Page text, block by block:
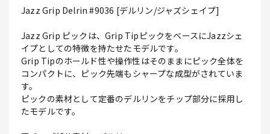
Jazz Grip Delrin #9036 [デルリン/ジャズシェイプ]
Jazz Grip ピックは、Grip TipピックをベースにJazzシェ
イプとしての特徴を持たせたモデルです。
Grip Tipのホールド性や操作性はそのままにピック全体を
コンパクトに、ピック先端もシャープな成型がされていま
す。
ピックの素材として定番のデルリンをチップ部分に採用し
たモデルです。